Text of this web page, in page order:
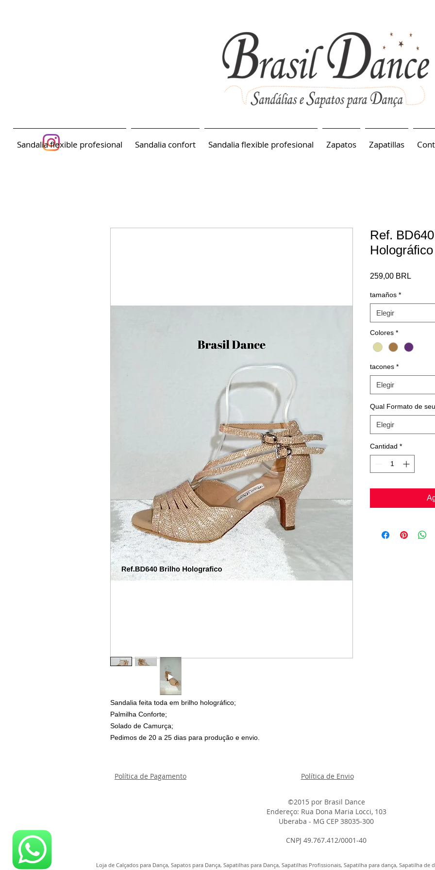
Sandalia flexible profesional Sandalia confort Sandalia flexible profesional Zapatos Zapatillas
Sandalia feita toda em brilho holográfico;
Palmilha Conforte;
Solado de Camurça;
Pedimos de 20 a 25 dias para produção e envio.
Ref.
Holográfico
259,00 BRL
tamaños *
Elegir
Colores *
tacones *
Elegir
Qual Formato de
Elegir
Cantidad *
Política de Pagamento Política de Envio
©2015 por Brasil Dance
Endereço: Rua Dona Maria Locci, 103
Uberaba - MG CEP 38035-300
CNPJ 49.767.412/0001-40
Loja de Calçados para Dança, Sapatos para Dança, Sapatilhas para Dança, Sapatilhas Profissionais, Sapatilha para dança, Sapatilha de